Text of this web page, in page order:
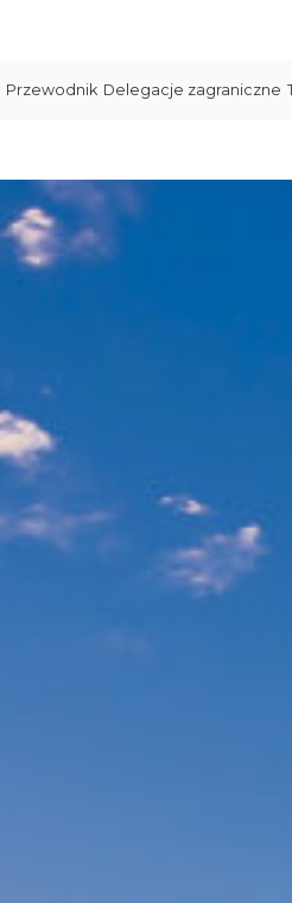
Przewodnik Delegacje zagraniczne